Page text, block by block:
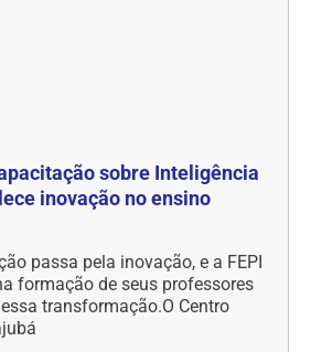
sobre Inteligência
inovação no ensino
passa pela inovação, e a FEPI
formação de seus professores
transformação.O Centro